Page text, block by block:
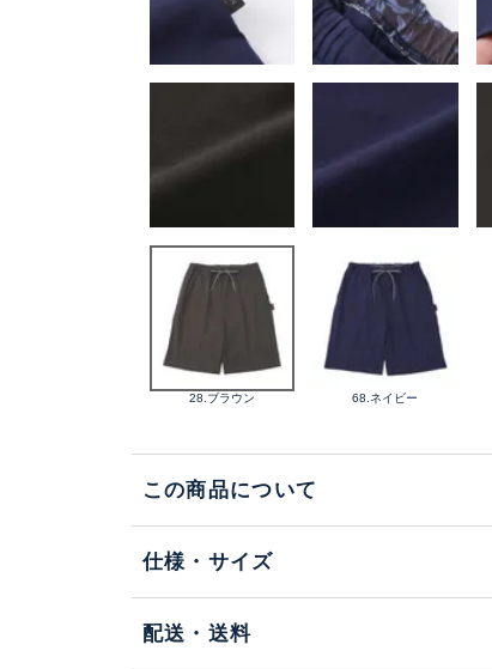
28.ブラウン 68.ネイビー
この商品について
仕様・サイズ
配送・送料